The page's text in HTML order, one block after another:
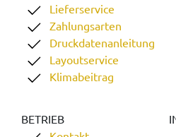
Lieferservice
Zahlungsarten
Druckdatenanleitung
Layoutservice
Klimabeitrag
BETRIEB